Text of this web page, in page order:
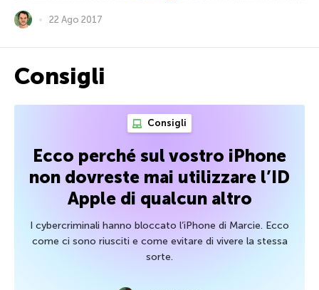
22 Ago 2017
Consigli
Consigli
Ecco perché sul vostro iPhone
non dovreste mai utilizzare l’ID
Apple di qualcun altro
I cybercriminali hanno bloccato l’iPhone di Marcie. Ecco
come ci sono riusciti e come evitare di vivere la stessa
sorte.